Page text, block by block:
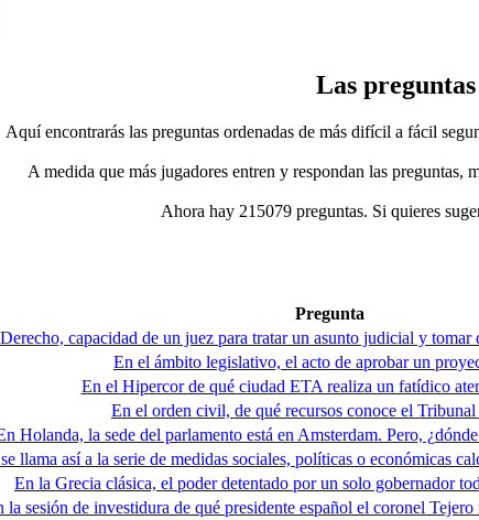
Las preguntas
Aquí encontrarás las preguntas ordenadas de más difícil a fácil
A medida que más jugadores entren y respondan las preguntas,
Ahora hay 215079 preguntas. Si quieres
Pregunta
capacidad de un juez para tratar un asunto judicial y tomar
En el ámbito legislativo, el acto de aprobar un
En el Hipercor de qué ciudad ETA realiza un fatídico
En el orden civil, de qué recursos conoce el Tribunal
Holanda, la sede del parlamento está en Amsterdam. Pero,
llama así a la serie de medidas sociales, políticas o económicas
En la Grecia clásica, el poder detentado por un solo gobernador
la sesión de investidura de qué presidente español el coronel